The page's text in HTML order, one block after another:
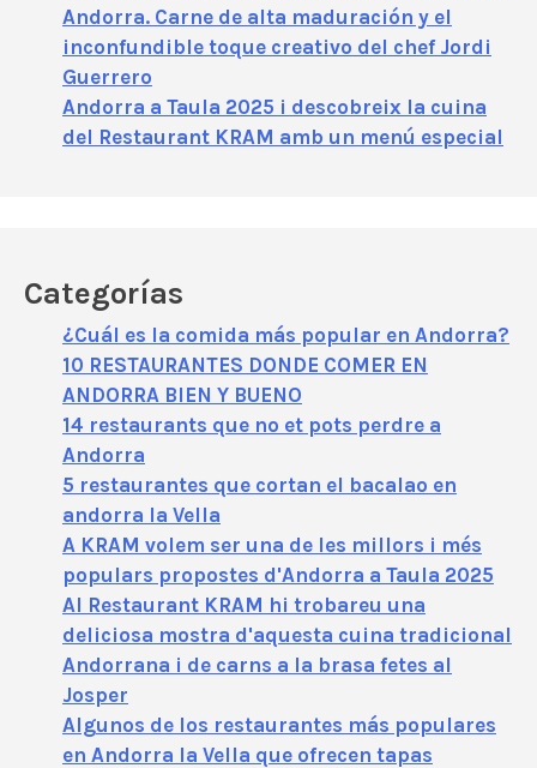
Andorra. Carne de alta maduración y el
inconfundible toque creativo del chef Jordi
Guerrero
Andorra a Taula 2025 i descobreix la cuina
del Restaurant KRAM amb un menú especial
Categorías
¿Cuál es la comida más popular en Andorra?
10 RESTAURANTES DONDE COMER EN
ANDORRA BIEN Y BUENO
14 restaurants que no et pots perdre a
Andorra
5 restaurantes que cortan el bacalao en
andorra la Vella
A KRAM volem ser una de les millors i més
populars propostes d'Andorra a Taula 2025
Al Restaurant KRAM hi trobareu una
deliciosa mostra d'aquesta cuina tradicional
Andorrana i de carns a la brasa fetes al
Josper
Algunos de los restaurantes más populares
en Andorra la Vella que ofrecen tapas